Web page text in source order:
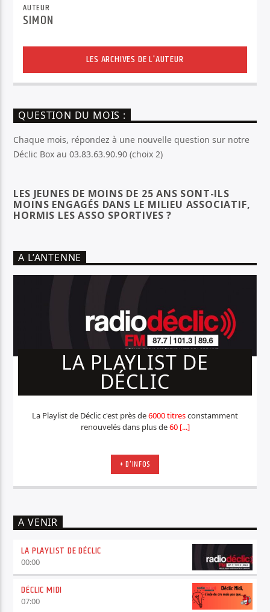
AUTEUR
SIMON
LES ARCHIVES DE L'AUTEUR
QUESTION DU MOIS :
Chaque mois, répondez à une nouvelle question sur notre
Déclic Box au 03.83.63.90.90 (choix 2)
LES JEUNES DE MOINS DE 25 ANS SONT-ILS
MOINS ENGAGÉS DANS LE MILIEU ASSOCIATIF,
HORMIS LES ASSO SPORTIVES ?
A L’ANTENNE
LA PLAYLIST DE
DÉCLIC
La Playlist de Déclic c'est près de6000 titresconstamment
renouvelés dans plus de60 [...]
+ D'INFOS
A VENIR
LA PLAYLIST DE DÉCLIC
00:00
DÉCLIC MIDI
07:00